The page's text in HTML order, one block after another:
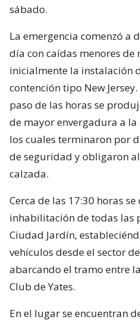
sábado.
La emergencia comenzó a
día con caídas menores
inicialmente la instalación
contención tipo New
paso de las horas se
de mayor envergadura a
los cuales terminaron por
de seguridad y obligaron
calzada.
Cerca de las 17:30 horas
inhabilitación de todas las
Ciudad Jardín,
vehículos desde el sector
abarcando el tramo entre
Club de Yates.
En el lugar se encuentran